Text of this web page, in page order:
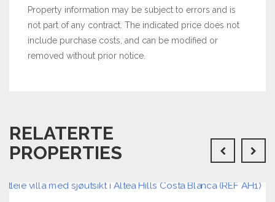
Property information may be subject to errors and is
not part of any contract. The indicated price does not
include purchase costs, and can be modified or
removed without prior notice.
RELATERTE
PROPERTIES